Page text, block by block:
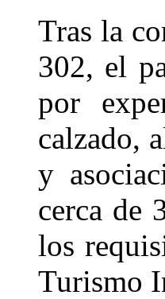
Tras la
302, el
por
calzado,
y
cerca de
los
Turismo